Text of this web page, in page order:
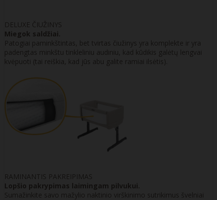
DELUXE ČIUŽINYS
Miegok saldžiai.
Patogiai paminkštintas, bet tvirtas čiužinys yra komplekte ir yra
padengtas minkštu tinkleliniu audiniu, kad kūdikis galėtų lengvai
kvėpuoti (tai reiškia, kad jūs abu galite ramiai ilsėtis).
RAMINANTIS PAKREIPIMAS
Lopšio pakrypimas laimingam pilvukui.
Sumažinkite savo mažylio naktinio virškinimo sutrikimus švelniai